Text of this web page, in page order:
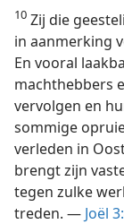
10 Zij die
in aanmerking
En vooral
machthebbers
vervolgen en
sommige
verleden in
brengt zijn
tegen zulke
treden. — Joël